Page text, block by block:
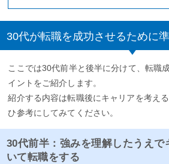
30代が転職を成功させるために
ここでは30代前半と後半に分けて、転職
イントをご紹介します。
紹介する内容は転職後にキャリアを考え
ひ参考にしてみてください。
30代前半：強みを理解したうえで
いて転職をする